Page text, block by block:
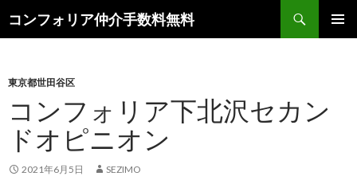
コンフォリア仲介手数料無料
索
ン
へ
ス
キ
ッ
東京都世田谷区
コンフォリア下北沢セカン
ドオピニオン
2021年6月5日 SEZIMO